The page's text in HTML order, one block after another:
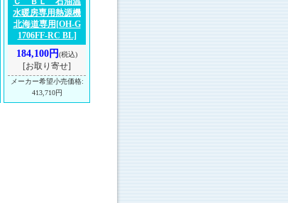
水暖房専用熱源機
北海道専用 [OH-G
1706FF-RC BL]
184,100円(税込)
[お取り寄せ]
メーカー希望小売価格:
413,710円